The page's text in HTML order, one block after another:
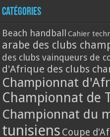
Catégories
Beach handball Cahier
arabe des clubs
des clubs vainqueurs de
d'Afrique des clubs
Championnat
Championnat de
Championnat du
tunisiens Coupe